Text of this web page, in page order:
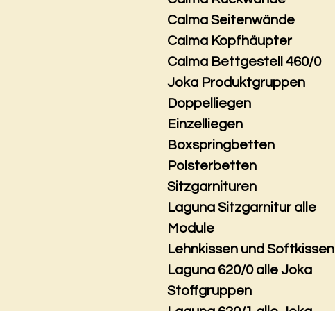
Calma Seitenwände
Calma Kopfhäupter
Calma Bettgestell 460/0
Joka Produktgruppen
Doppelliegen
Einzelliegen
Boxspringbetten
Polsterbetten
Sitzgarnituren
Laguna Sitzgarnitur alle
Module
Lehnkissen und Softkissen
Laguna 620/0 alle Joka
Stoffgruppen